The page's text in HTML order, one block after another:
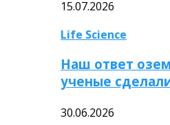
15.07.2026
Life Science
Наш ответ
ученые
30.06.2026